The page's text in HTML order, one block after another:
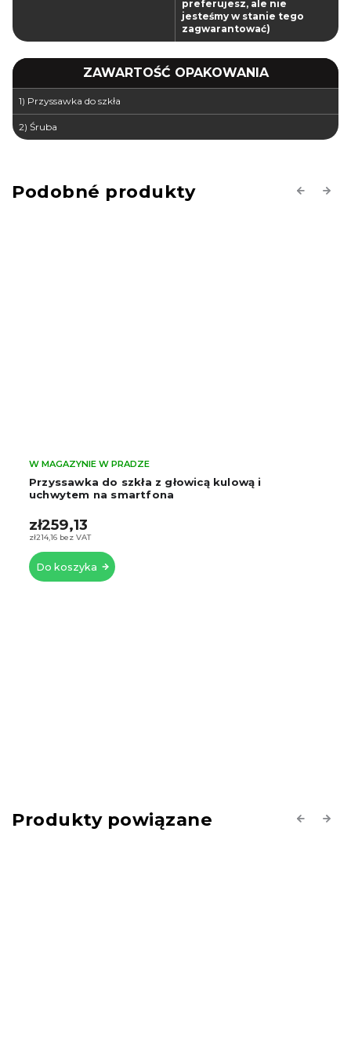
preferujesz, ale nie
jesteśmy w stanie tego
zagwarantować)
ZAWARTOŚĆ OPAKOWANIA
1) Przyssawka do szkła
2) Śruba
Previous
Przyssawka do szkła z głowicą kulową i
uchwytem na smartfona
W MAGAZYNIE W PRADZE
zł214,16 bez VAT
zł259,13
Do koszyka
Next
Produkty powiązane Previous
Next